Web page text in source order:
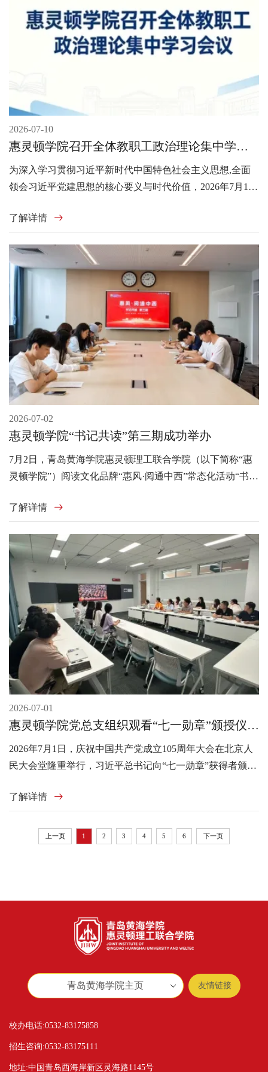
2026-07-10
惠灵顿学院召开全体教职工政治理论集中学习
为深入学习贯彻习近平新时代中国特色社会主义思想,全面
领会习近平党建思想的核心要义与时代价值，2026年7月10
称“惠灵顿学院党总支”）在知信楼A26室召开全体教职工政
了解详情
2026-07-02
惠灵顿学院“书记共读”第三期成功举办
7月2日，青岛黄海学院惠灵顿理工联合学院（以下简称“惠
灵顿学院”）阅读文化品牌“惠风·阅通中西”常态化活动“书记
了解详情
2026-07-01
惠灵顿学院党总支组织观看“七一勋章”颁授仪式
2026年7月1日，庆祝中国共产党成立105周年大会在北京人
民大会堂隆重举行，习近平总书记向“七一勋章”获得者颁授
了解详情
上一页 1 2 3 4 5 6 下一页
青岛黄海学院主页 友情链接
校办电话:0532-83175858
招生咨询:0532-83175111
地址:中国青岛西海岸新区灵海路1145号